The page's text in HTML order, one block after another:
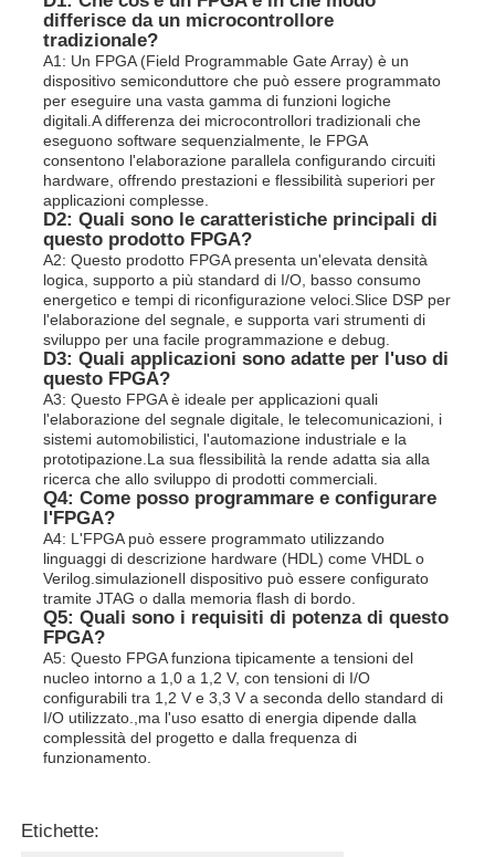
differisce da un microcontrollore
tradizionale?
A1: Un FPGA (Field Programmable Gate Array) è un
dispositivo semiconduttore che può essere programmato
per eseguire una vasta gamma di funzioni logiche
digitali.A differenza dei microcontrollori tradizionali che
eseguono software sequenzialmente, le FPGA
consentono l'elaborazione parallela configurando circuiti
hardware, offrendo prestazioni e flessibilità superiori per
applicazioni complesse.
D2: Quali sono le caratteristiche principali di
questo prodotto FPGA?
A2: Questo prodotto FPGA presenta un'elevata densità
logica, supporto a più standard di I/O, basso consumo
energetico e tempi di riconfigurazione veloci.Slice DSP per
l'elaborazione del segnale, e supporta vari strumenti di
sviluppo per una facile programmazione e debug.
D3: Quali applicazioni sono adatte per l'uso di
questo FPGA?
A3: Questo FPGA è ideale per applicazioni quali
l'elaborazione del segnale digitale, le telecomunicazioni, i
sistemi automobilistici, l'automazione industriale e la
prototipazione.La sua flessibilità la rende adatta sia alla
ricerca che allo sviluppo di prodotti commerciali.
Q4: Come posso programmare e configurare
l'FPGA?
A4: L'FPGA può essere programmato utilizzando
linguaggi di descrizione hardware (HDL) come VHDL o
Verilog.simulazioneIl dispositivo può essere configurato
tramite JTAG o dalla memoria flash di bordo.
Q5: Quali sono i requisiti di potenza di questo
FPGA?
A5: Questo FPGA funziona tipicamente a tensioni del
nucleo intorno a 1,0 a 1,2 V, con tensioni di I/O
configurabili tra 1,2 V e 3,3 V a seconda dello standard di
I/O utilizzato.,ma l'uso esatto di energia dipende dalla
complessità del progetto e dalla frequenza di
funzionamento.
Etichette: